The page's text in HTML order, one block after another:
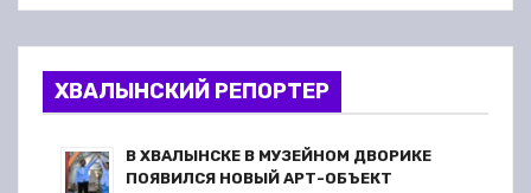
ХВАЛЫНСКИЙ РЕПОРТЕР
В ХВАЛЫНСКЕ В МУЗЕЙНОМ ДВОРИКЕ
ПОЯВИЛСЯ НОВЫЙ АРТ-ОБЪЕКТ